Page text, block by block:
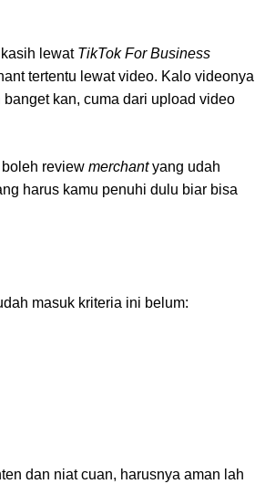
lewat TikTok For Business
tertentu lewat video. Kalo videonya
kan, cuma dari upload video
review merchantyang udah
harus kamu penuhi dulu biar bisa
masuk kriteria ini belum:
dan niat cuan, harusnya aman lah